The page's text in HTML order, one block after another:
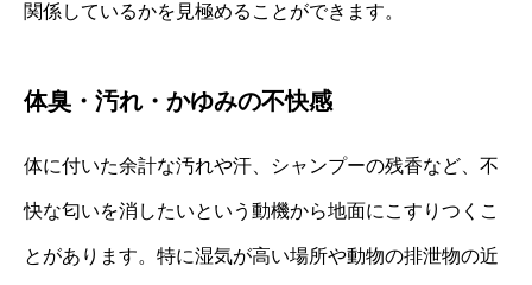
関係しているかを見極めることができます。
体臭・汚れ・かゆみの不快感
体に付いた余計な汚れや汗、シャンプーの残香など、不
快な匂いを消したいという動機から地面にこすりつくこ
とがあります。特に湿気が高い場所や動物の排泄物の近